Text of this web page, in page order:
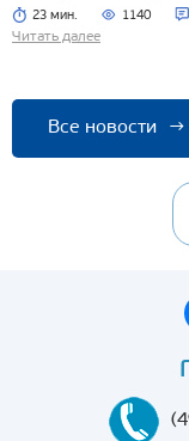
23 мин. 1140
Читать далее
Все новости →